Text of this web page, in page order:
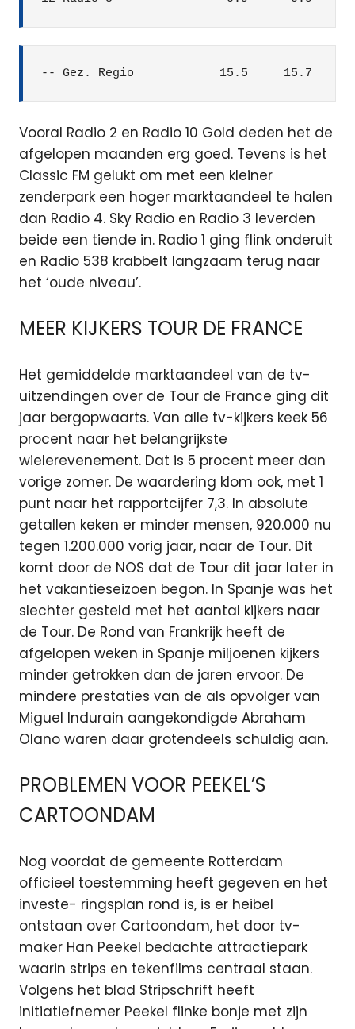
-- Gez. Regio            15.5     15.7
Vooral Radio 2 en Radio 10 Gold deden het de
afgelopen maanden erg goed. Tevens is het
Classic FM gelukt om met een kleiner
zenderpark een hoger marktaandeel te halen
dan Radio 4. Sky Radio en Radio 3 leverden
beide een tiende in. Radio 1 ging flink onderuit
en Radio 538 krabbelt langzaam terug naar
het ‘oude niveau’.
MEER KIJKERS TOUR DE FRANCE
Het gemiddelde marktaandeel van de tv-
uitzendingen over de Tour de France ging dit
jaar bergopwaarts. Van alle tv-kijkers keek 56
procent naar het belangrijkste
wielerevenement. Dat is 5 procent meer dan
vorige zomer. De waardering klom ook, met 1
punt naar het rapportcijfer 7,3. In absolute
getallen keken er minder mensen, 920.000 nu
tegen 1.200.000 vorig jaar, naar de Tour. Dit
komt door de NOS dat de Tour dit jaar later in
het vakantieseizoen begon. In Spanje was het
slechter gesteld met het aantal kijkers naar
de Tour. De Rond van Frankrijk heeft de
afgelopen weken in Spanje miljoenen kijkers
minder getrokken dan de jaren ervoor. De
mindere prestaties van de als opvolger van
Miguel Indurain aangekondigde Abraham
Olano waren daar grotendeels schuldig aan.
PROBLEMEN VOOR PEEKEL’S
CARTOONDAM
Nog voordat de gemeente Rotterdam
officieel toestemming heeft gegeven en het
investe- ringsplan rond is, is er heibel
ontstaan over Cartoondam, het door tv-
maker Han Peekel bedachte attractiepark
waarin strips en tekenfilms centraal staan.
Volgens het blad Stripschrift heeft
initiatiefnemer Peekel flinke bonje met zijn